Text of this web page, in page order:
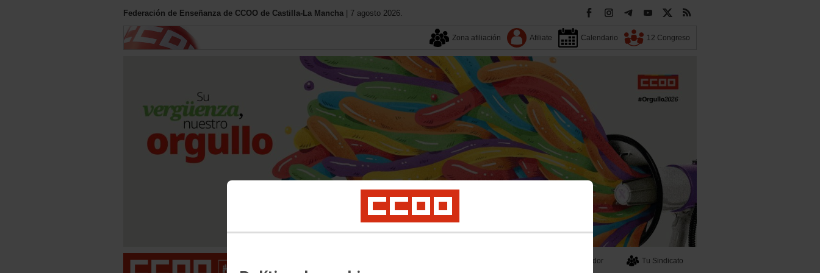
Federación de Enseñanza de CCOO de Castilla-La Mancha | 7 agosto 2026.
Zona afiliación Afiliate Calendario 12 Congreso
Buscador
Tu Sindicato